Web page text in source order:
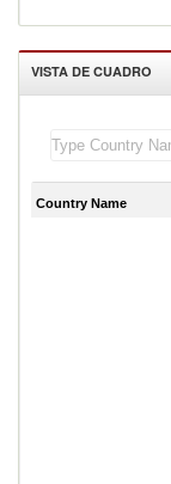
VISTA DE CUADRO
Country Name